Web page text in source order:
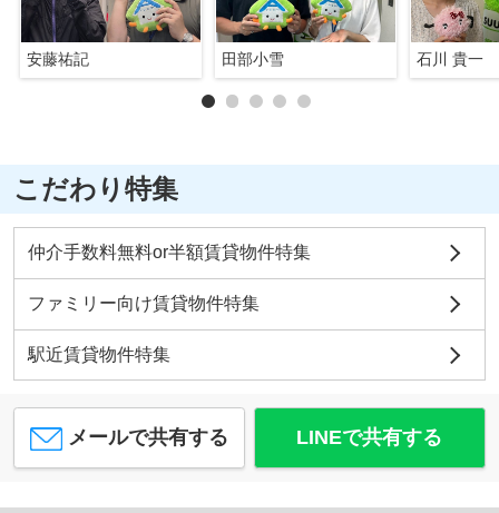
安藤祐記 田部小雪 石川 貴一
こだわり特集
仲介手数料無料or半額賃貸物件特集
ファミリー向け賃貸物件特集
駅近賃貸物件特集
メールで共有する LINEで共有する